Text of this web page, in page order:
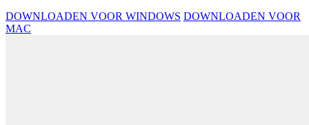
DOWNLOADEN VOOR WINDOWS DOWNLOADEN VOOR
MAC